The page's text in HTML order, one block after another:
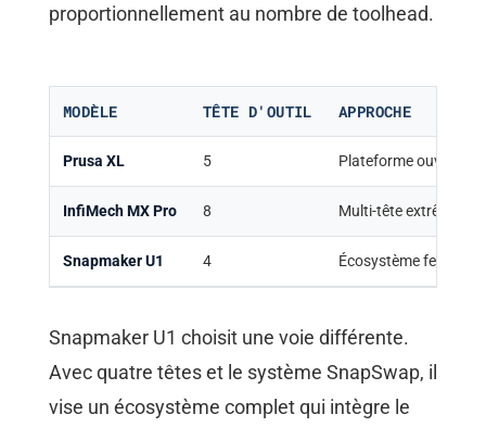
proportionnellement au nombre de toolhead.
MODÈLE TÊTE D'OUTIL APPROCHE
Prusa XL 5 Plateforme ouverte
InfiMech MX Pro 8 Multi-tête extrême
Snapmaker U1 4 Écosystème fermé
Snapmaker U1 choisit une voie différente.
Avec quatre têtes et le système SnapSwap, il
vise un écosystème complet qui intègre le